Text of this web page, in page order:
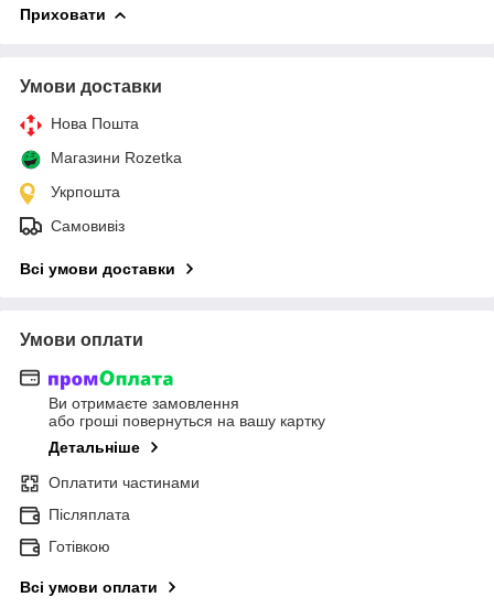
Приховати
Умови доставки
Нова Пошта
Магазини Rozetka
Укрпошта
Самовивіз
Всі умови доставки
Умови оплати
Ви отримаєте замовлення
або гроші повернуться на вашу картку
Детальніше
Оплатити частинами
Післяплата
Готівкою
Всі умови оплати